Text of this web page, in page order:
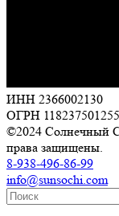
ИНН 2366002130
ОГРН
©2024 Солнечный
права защищены.
8-938-496-86-99
info@sunsochi.com